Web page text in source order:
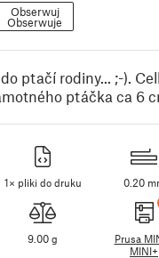
Obserwuj
Obserwuje
ptačí rodiny... ;-).
ptáčka ca 6
1× pliki do druku 0.20
9.00 g
Prusa
MINI+